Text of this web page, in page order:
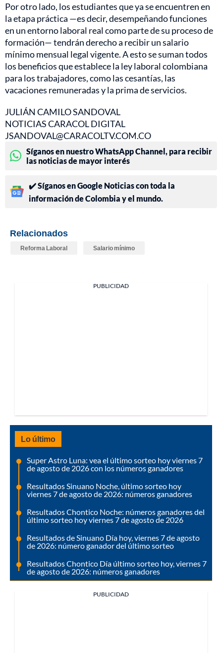
Por otro lado, los estudiantes que ya se encuentren en
la etapa práctica —es decir, desempeñando funciones
en un entorno laboral real como parte de su proceso de
formación— tendrán derecho a recibir un salario
mínimo mensual legal vigente. A esto se suman todos
los beneficios que establece la ley laboral colombiana
para los trabajadores, como las cesantías, las
vacaciones remuneradas y la prima de servicios.
JULIÁN CAMILO SANDOVAL
NOTICIAS CARACOL DIGITAL
JSANDOVAL@CARACOLTV.COM.CO
Síganos en nuestro WhatsApp Channel, para recibir
las noticias de mayor interés
✔️ Síganos en Google Noticias con toda la
información de Colombia y el mundo.
Relacionados
Reforma Laboral Salario mínimo
PUBLICIDAD
Lo último
Super Astro Luna: vea el último sorteo hoy viernes 7
de agosto de 2026 con los números ganadores
Resultados Sinuano Noche, último sorteo hoy
viernes 7 de agosto de 2026: números ganadores
Resultados Chontico Noche: números ganadores del
último sorteo hoy viernes 7 de agosto de 2026
Resultados de Sinuano Día hoy, viernes 7 de agosto
de 2026: número ganador del último sorteo
Resultados Chontico Día último sorteo hoy, viernes 7
de agosto de 2026: números ganadores
PUBLICIDAD